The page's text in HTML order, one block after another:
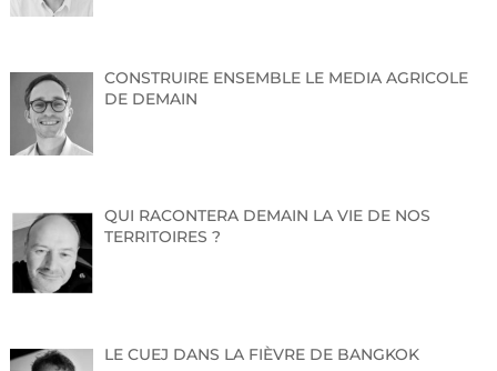
>> vendredi 06 sept. | 19h30
votre disposition pour vous en dire plus sur les
questions et prendre vos abonnements.
CONSTRUIRE ENSEMBLE LE MEDIA AGRICOLE
DE DEMAIN
QUI RACONTERA DEMAIN LA VIE DE NOS
TERRITOIRES ?
LE CUEJ DANS LA FIÈVRE DE BANGKOK